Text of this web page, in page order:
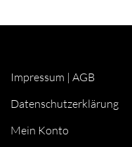
Impressum | AGB
Datenschutzerklärung
Mein Konto